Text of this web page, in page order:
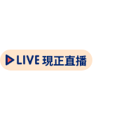
現正直播